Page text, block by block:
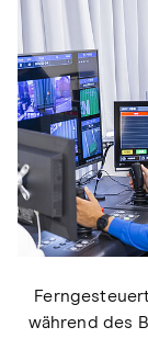
während des